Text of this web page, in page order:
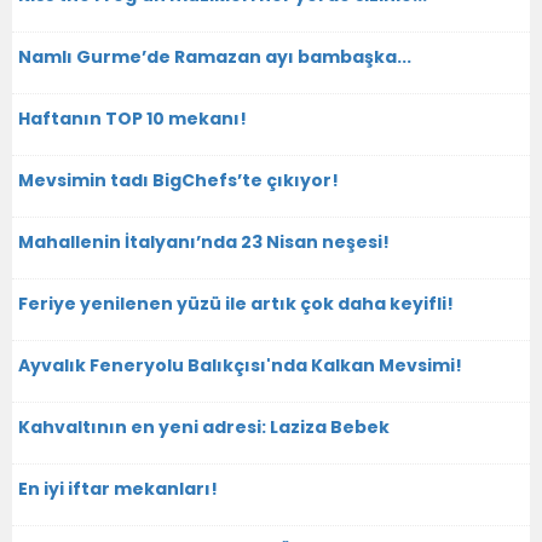
Namlı Gurme’de Ramazan ayı bambaşka...
Haftanın TOP 10 mekanı!
Mevsimin tadı BigChefs’te çıkıyor!
Mahallenin İtalyanı’nda 23 Nisan neşesi!
Feriye yenilenen yüzü ile artık çok daha keyifli!
Ayvalık Feneryolu Balıkçısı'nda Kalkan Mevsimi!
Kahvaltının en yeni adresi: Laziza Bebek
En iyi iftar mekanları!